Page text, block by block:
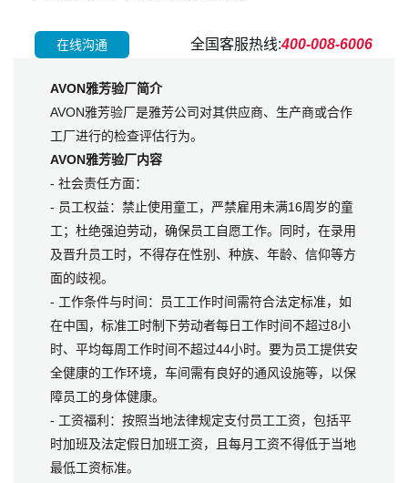
在线沟通 全国客服热线:400-008-6006
AVON雅芳验厂简介
AVON雅芳验厂是雅芳公司对其供应商、生产商或合作
工厂进行的检查评估行为。
AVON雅芳验厂内容
- 社会责任方面：
- 员工权益：禁止使用童工，严禁雇用未满16周岁的童
工；杜绝强迫劳动，确保员工自愿工作。同时，在录用
及晋升员工时，不得存在性别、种族、年龄、信仰等方
面的歧视。
- 工作条件与时间：员工工作时间需符合法定标准，如
在中国，标准工时制下劳动者每日工作时间不超过8小
时、平均每周工作时间不超过44小时。要为员工提供安
全健康的工作环境，车间需有良好的通风设施等，以保
障员工的身体健康。
- 工资福利：按照当地法律规定支付员工工资，包括平
时加班及法定假日加班工资，且每月工资不得低于当地
最低工资标准。